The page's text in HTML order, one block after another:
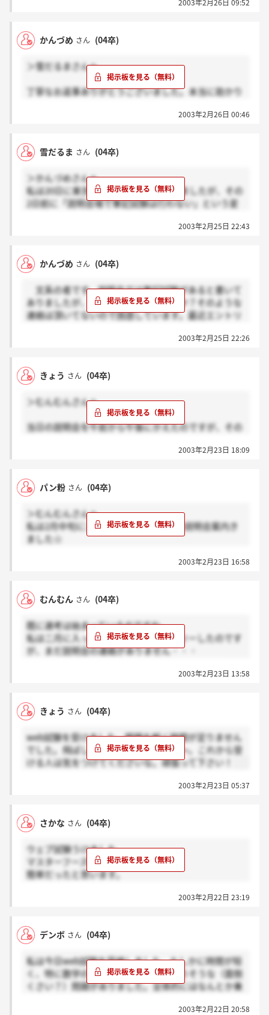
2003年2月26日 09:52
かんづめ さん (04卒)
＞雪だるまさんへ
丁寧なお返事ありがとうございました。本当に助かり
で、予定どうり筆記かもしれません。しかし、web試
公平性をきすために、大阪でもweb試験かもしれませ
んねえ。結局結局事業理解演習とはどうゆう意味だっ
2003年2月26日 00:46
雪だるま さん (04卒)
＞かんづめさんへ
私は20日に東京会場の説明会に参加しましたが、その
2日前に「説明会場で筆記試験は行わない」という変
どうやら会場が狭く、試験をする環境にはふさわしく
そして、その代わりにweb試験があったという訳で
す。
もしこのまま変更連絡が無いのとしたら、関西地域で
は予定通り説明会場で筆記を行うのかもしれません
よ。
ちなみにweb試験は結構手強かったです…☆
2003年2月25日 22:43
かんづめ さん (04卒)
文系の者です。説明会では筆記試験があると書いて
ありましたが、web試験もあるのですか？そのような
連絡は頂いてないので困惑しています。最近エントリ
2003年2月25日 22:26
きょう さん (04卒)
＞むんむんさんへ
当日の説明会を午前から午後にかえたのですが、その
ました。3月の説明会だから、まだ連絡がないのかも
されていたと思います。もし、間違えていたらごめん
なさい
2003年2月23日 18:09
パン粉 さん (04卒)
＞むんむんさんへ
私は2月中旬にエントリーしておととい説明会案内き
ました☆
の人に送ってますみたいなことが。。。
でした。
エントリー早い人から連絡いっているのかもですね☆
Web試験ってなんですか？なにも私連絡なくて・・・
2003年2月23日 16:58
むんむん さん (04卒)
既に選考は始まっているのですね。
私は二月に入ってリクナビからエントリーしたのです
が、まだ説明会の連絡がありません・・・
2003年2月23日 13:58
きょう さん (04卒)
web試験を受けました。問題を解く時間が足りません
でした。飛ばして解けば良かったのか～。これから受
ける人は気をつけてくださいな。頑張って下さい！
2003年2月23日 05:37
さかな さん (04卒)
ウェブ試験うけました。
マスターフーズのウエブテストよりは
簡単だったと思います。
2003年2月22日 23:19
デンボ さん (04卒)
私は今日web試験を受検しました。たしかに時間が短
く、特に数学の方は最後に時間のかかりそうな（面倒
くさい？）問題がありました。全体的にはなんとか乗
2003年2月22日 20:58